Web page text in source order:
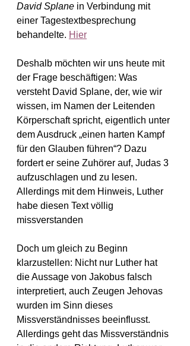
David Splane in Verbindung mit
einer Tagestextbesprechung
behandelte. Hier
Deshalb möchten wir uns heute mit
der Frage beschäftigen: Was
versteht David Splane, der, wie wir
wissen, im Namen der Leitenden
Körperschaft spricht, eigentlich unter
dem Ausdruck „einen harten Kampf
für den Glauben führen“? Dazu
fordert er seine Zuhörer auf, Judas 3
aufzuschlagen und zu lesen.
Allerdings mit dem Hinweis, Luther
habe diesen Text völlig
missverstanden
Doch um gleich zu Beginn
klarzustellen: Nicht nur Luther hat
die Aussage von Jakobus falsch
interpretiert, auch Zeugen Jehovas
wurden im Sinn dieses
Missverständnisses beeinflusst.
Allerdings geht das Missverständnis